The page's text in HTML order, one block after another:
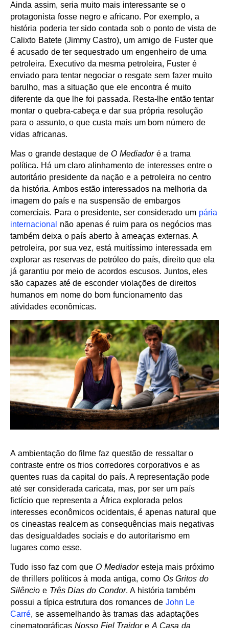
Ainda assim, seria muito mais interessante se o
protagonista fosse negro e africano. Por exemplo, a
história poderia ter sido contada sob o ponto de vista de
Calixto Batete (Jimmy Castro), um amigo de Fuster que
é acusado de ter sequestrado um engenheiro de uma
petroleira. Executivo da mesma petroleira, Fuster é
enviado para tentar negociar o resgate sem fazer muito
barulho, mas a situação que ele encontra é muito
diferente da que lhe foi passada. Resta-lhe então tentar
montar o quebra-cabeça e dar sua própria resolução
para o assunto, o que custa mais um bom número de
vidas africanas.
Mas o grande destaque de O Mediadoré a trama
política. Há um claro alinhamento de interesses entre o
autoritário presidente da nação e a petroleira no centro
da história. Ambos estão interessados na melhoria da
imagem do país e na suspensão de embargos
comerciais. Para o presidente, ser considerado um pária
internacional
não apenas é ruim para os negócios mas
também deixa o país aberto à ameaças externas. A
petroleira, por sua vez, está muitíssimo interessada em
explorar as reservas de petróleo do país, direito que ela
já garantiu por meio de acordos escusos. Juntos, eles
são capazes até de esconder violações de direitos
humanos em nome do bom funcionamento das
atividades econômicas.
A ambientação do filme faz questão de ressaltar o
contraste entre os frios corredores corporativos e as
quentes ruas da capital do país. A representação pode
até ser considerada caricata, mas, por ser um país
fictício que representa a África explorada pelos
interesses econômicos ocidentais, é apenas natural que
os cineastas realcem as consequências mais negativas
das desigualdades sociais e do autoritarismo em
lugares como esse.
Tudo isso faz com que O Mediadoresteja mais próximo
de thrillers políticos à moda antiga, como Os Gritos do
Silêncio e Três Dias do Condor. A história também
possui a típica estrutura dos romances de John Le
Carré, se assemelhando às tramas das adaptações
cinematográficas Nosso Fiel TraidoreA Casa da